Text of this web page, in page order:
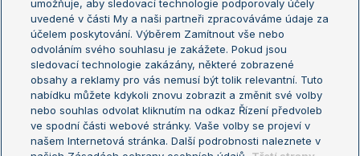
Sázkařský žebříček
Wimbledon
US Open
Turnaj mistrů
Turnaj mistryň
Aktualní trendy
Fotbalové přestupy
Livesport Daily
umožňuje, aby sledovací technologie podporovaly účely
uvedené v části My a naši partneři zpracováváme údaje za
účelem poskytování. Výběrem Zamítnout vše nebo
odvoláním svého souhlasu je zakážete. Pokud jsou
sledovací technologie zakázány, některé zobrazené
obsahy a reklamy pro vás nemusí být tolik relevantní. Tuto
nabídku můžete kdykoli znovu zobrazit a změnit své volby
nebo souhlas odvolat kliknutím na odkaz Řízení předvoleb
ve spodní části webové stránky. Vaše volby se projeví v
našem Internetová stránka. Další podrobnosti naleznete v